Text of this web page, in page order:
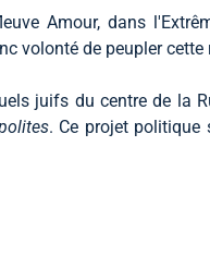
Amour, dans
volonté de peupler cette
juifs du centre de la
. Ce projet politique